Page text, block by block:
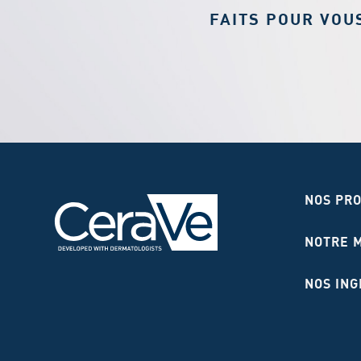
FAITS POUR
NOS
NOTRE
NOS